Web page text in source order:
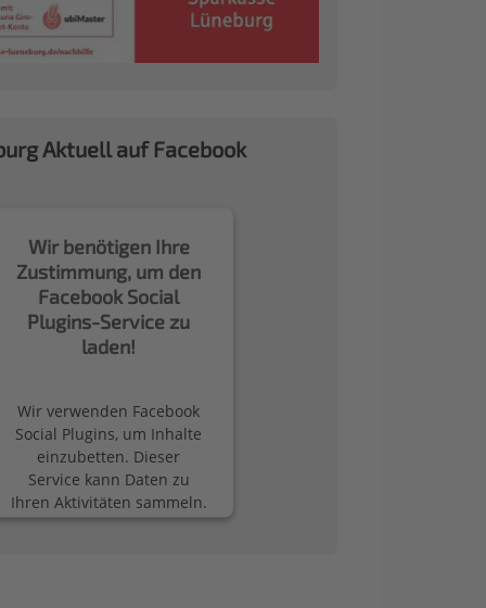
Aktuell auf Facebook
Wir benötigen Ihre
Zustimmung, um den
Facebook Social
Plugins-Service zu
laden!
Wir verwenden Facebook
Social Plugins, um Inhalte
einzubetten. Dieser
Service kann Daten zu
Ihren Aktivitäten sammeln.
Bitte lesen Sie die Details